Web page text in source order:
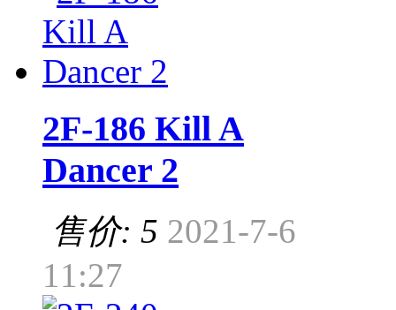
2F-186 Kill A
Dancer 2
售价: 5 2021-7-6
11:27